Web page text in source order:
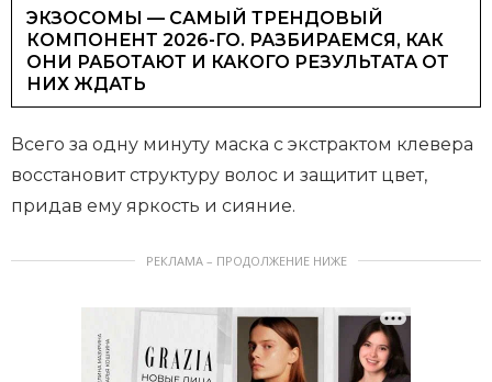
ЭКЗОСОМЫ — САМЫЙ ТРЕНДОВЫЙ
КОМПОНЕНТ 2026-ГО. РАЗБИРАЕМСЯ, КАК
ОНИ РАБОТАЮТ И КАКОГО РЕЗУЛЬТАТА ОТ
НИХ ЖДАТЬ
Всего за одну минуту маска с экстрактом клевера
восстановит структуру волос и защитит цвет,
придав ему яркость и сияние.
РЕКЛАМА – ПРОДОЛЖЕНИЕ НИЖЕ